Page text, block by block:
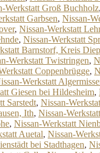
Werkstatt Groß Buchholz,
Garbsen, Nissan-
, Nissan-Werkstatt
, Nissan-Werkstatt
Barnstorf, Kreis
Werkstatt Twistringen,
Coppenbrügge,
Werkstatt
Giesen bei Hildesheim,
Sarstedt, Nissan-
Ith, Nissan-
, Nissan-Werkstatt
Auetal, Nissan-
bei Stadthagen,